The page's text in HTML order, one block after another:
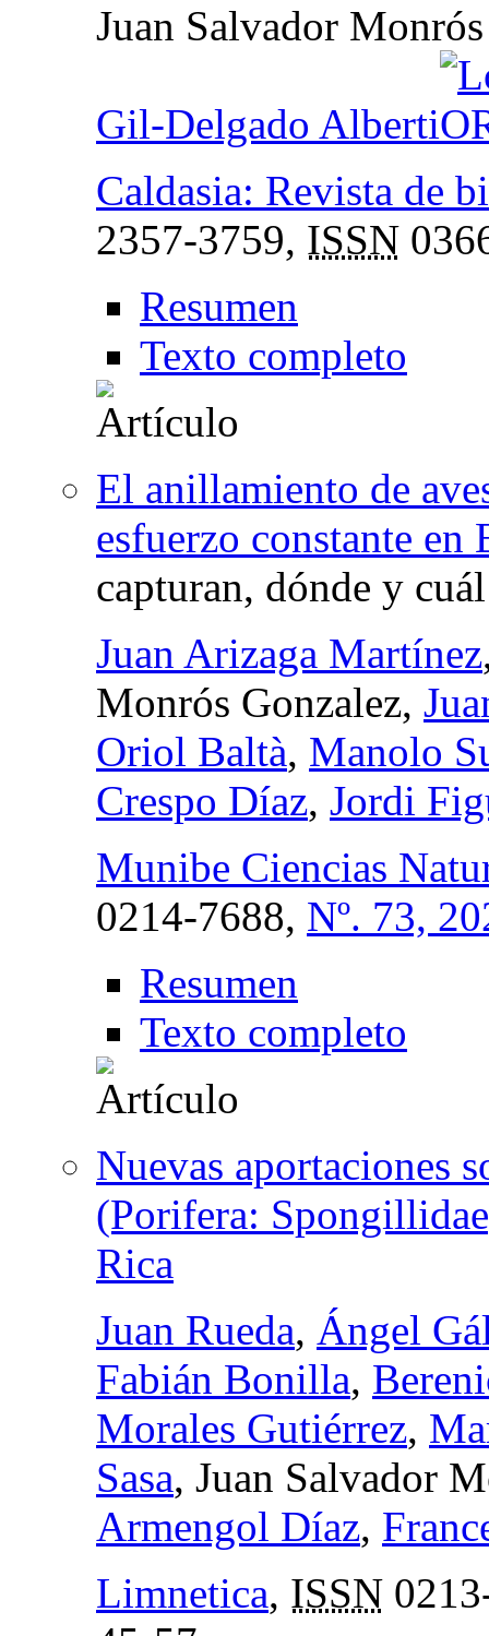
Juan Salvador
Gil-Delgado Alberti
Caldasia: Revista de
2357-3759, ISSN
Resumen
Texto completo
El anillamiento de
esfuerzo constante en
capturan, dónde y
Juan Arizaga Martínez
Monrós Gonzalez,
Oriol Baltà, Manolo
Crespo Díaz, Jordi
Munibe Ciencias
0214-7688, Nº. 73,
Resumen
Texto completo
Nuevas aportaciones
(Porifera:
Rica
Juan Rueda, Ángel
Fabián Bonilla,
Morales Gutiérrez,
Sasa, Juan Salvador
Armengol Díaz,
Limnetica, ISSN